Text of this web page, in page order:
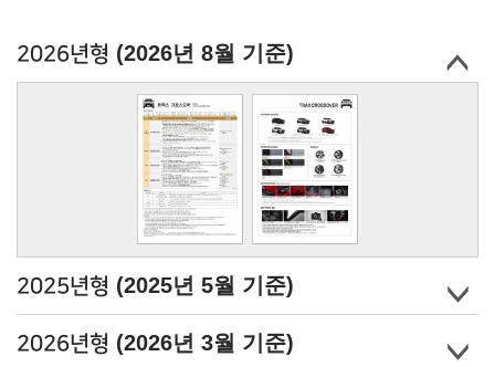
2026년형 (2026년 8월 기준)
2025년형 (2025년 5월 기준)
2026년형 (2026년 3월 기준)